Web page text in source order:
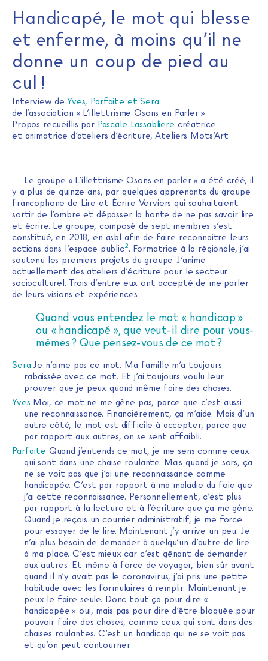
Handicapé, le mot qui blesse
et enferme, à moins qu’il ne
donne un coup de pied au
cul !
Interview deYves, Parfaite et Sera
de l’association « L’illettrisme Osons en Parler »
Propos recueillis par Pascale Lassabliere créatrice
et animatrice d’ateliers d’écriture, Ateliers Mots’Art
Le groupe « L’illettrisme Osons en parler » a été créé, il
y a plus de quinze ans, par quelques apprenants du groupe
francophone de Lire et Écrire Verviers qui souhaitaient
sortir de l’ombre et dépasser la honte de ne pas savoir lire
et écrire. Le groupe, composé de sept membres s’est
constitué, en 2018, en asbl afin de faire reconnaitre leurs
actions dans l’espace public2. Formatrice à la régionale, j’ai
soutenu les premiers projets du groupe. J’anime
actuellement des ateliers d’écriture pour le secteur
socioculturel. Trois d’entre eux ont accepté de me parler
de leurs visions et expériences.
Quand vous entendez le mot « handicap »
ou « handicapé », que veut-il dire pour vous-
mêmes ? Que pensez-vous de ce mot ?
Sera Je n’aime pas ce mot. Ma famille m’a toujours
rabaissée avec ce mot. Et j’ai toujours voulu leur
prouver que je peux quand même faire des choses.
Yves Moi, ce mot ne me gêne pas, parce que c’est aussi
une reconnaissance. Financièrement, ça m’aide. Mais d’un
autre côté, le mot est difficile à accepter, parce que
par rapport aux autres, on se sent affaibli.
Parfaite Quand j’entends ce mot, je me sens comme ceux
qui sont dans une chaise roulante. Mais quand je sors, ça
ne se voit pas que j’ai une reconnaissance comme
handicapée. C’est par rapport à ma maladie du foie que
j’ai cette reconnaissance. Personnellement, c’est plus
par rapport à la lecture et à l’écriture que ça me gêne.
Quand je reçois un courrier administratif, je me force
pour essayer de le lire. Maintenant j’y arrive un peu. Je
n’ai plus besoin de demander à quelqu’un d’autre de lire
à ma place. C’est mieux car c’est gênant de demander
aux autres. Et même à force de voyager, bien sûr avant
quand il n’y avait pas le coronavirus, j’ai pris une petite
habitude avec les formulaires à remplir. Maintenant je
peux le faire seule. Donc tout ça pour dire «
handicapée » oui, mais pas pour dire d’être bloquée pour
pouvoir faire des choses, comme ceux qui sont dans des
chaises roulantes. C’est un handicap qui ne se voit pas
et qu’on peut contourner.